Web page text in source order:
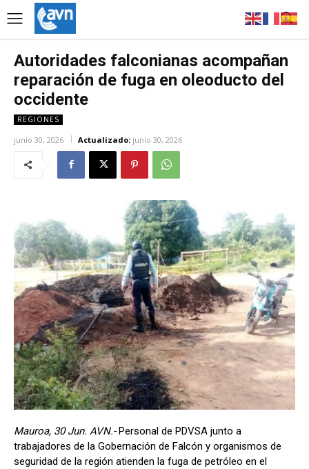
Autoridades falconianas acompañan
reparación de fuga en oleoducto del
occidente
REGIONES
junio 30, 2026 Actualizado: junio 30, 2026
Mauroa, 30 Jun. AVN.-Personal de PDVSA junto a
trabajadores de la Gobernación de Falcón y organismos de
seguridad de la región atienden la fuga de petróleo en el